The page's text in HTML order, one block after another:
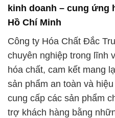
kinh doanh – cung ứng
Hồ Chí Minh
Công ty Hóa Chất Đắc
chuyên nghiệp trong lĩnh
hóa chất, cam kết mang
sản phẩm an toàn và
cung cấp các sản phẩm
trợ khách hàng bằng